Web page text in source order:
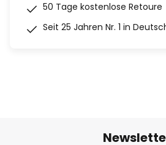
50 Tage kostenlose Retoure
Seit 25 Jahren Nr. 1 in